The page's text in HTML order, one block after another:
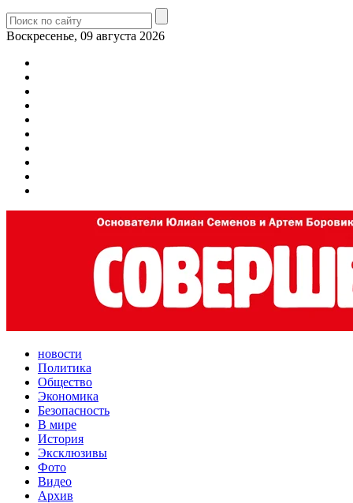
Воскресенье, 09 августа 2026
новости
Политика
Общество
Экономика
Безопасность
В мире
История
Эксклюзивы
Фото
Видео
Архив